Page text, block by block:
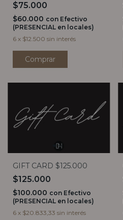
$75.000
$60.000 con Efectivo
(PRESENCIAL en locales)
6 x $12.500 sin interés
GIFT CARD $125.000
$125.000
$100.000 con Efectivo
(PRESENCIAL en locales)
6 x $20.833,33 sin interés